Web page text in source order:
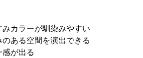
カラーが馴染みやすい
ある空間を演出できる
が出る